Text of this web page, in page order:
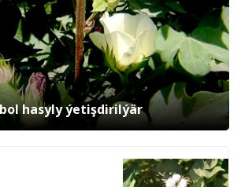
hasyly ýetişdirilýär